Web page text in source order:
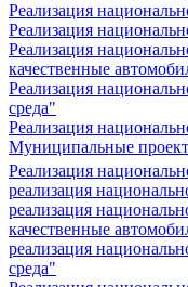
Реализация
Реализация
Реализация
качественные
Реализация
среда"
Реализация
Муниципальные
Реализация
реализация
реализация
качественные
реализация
среда"